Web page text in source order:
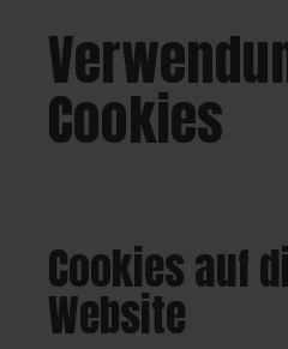
Cookies
Cookies auf
Website